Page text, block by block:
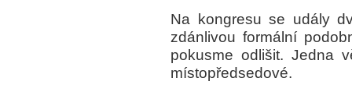
Na kongresu se udály
zdánlivou formální
pokusme odlišit. Jedna
místopředsedové.